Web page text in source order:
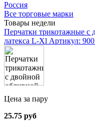
Россия
Все торговые марки
Товары недели
Перчатки трикотажные с
латекса L-Xl Артикул:
Цена за пару
25.75 руб